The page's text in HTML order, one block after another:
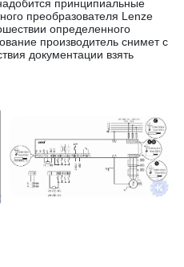
принципиальные
преобразователя Lenze
определенного
производитель снимет с
документации взять